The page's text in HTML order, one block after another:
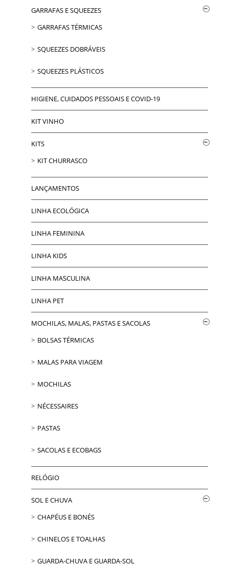
GARRAFAS E SQUEEZES
GARRAFAS TÉRMICAS
SQUEEZES DOBRÁVEIS
SQUEEZES PLÁSTICOS
HIGIENE, CUIDADOS PESSOAIS E COVID-19
KIT VINHO
KITS
KIT CHURRASCO
LANÇAMENTOS
LINHA ECOLÓGICA
LINHA FEMININA
LINHA KIDS
LINHA MASCULINA
LINHA PET
MOCHILAS, MALAS, PASTAS E SACOLAS
BOLSAS TÉRMICAS
MALAS PARA VIAGEM
MOCHILAS
NÉCESSAIRES
PASTAS
SACOLAS E ECOBAGS
RELÓGIO
SOL E CHUVA
CHAPÉUS E BONÉS
CHINELOS E TOALHAS
GUARDA-CHUVA E GUARDA-SOL